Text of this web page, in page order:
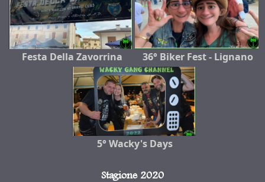
Festa Della Zavorrina 36° Biker Fest - Lignano
5° Wacky's Days
Stagione 2020